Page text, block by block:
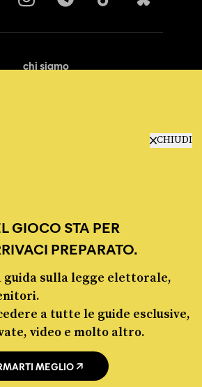
CHIUDI
GIOCO STA PER
PREPARATO.
guida sulla legge elettorale,
a tutte le guide esclusive,
video e molto altro.
MEGLIO
chi siamo
© Pagella Politica 2012 - 2026
registrata presso il Tribunale di Milano, n. 55 del 8
marzo 2021. ISSN 2974-9387
policy Cookie policy